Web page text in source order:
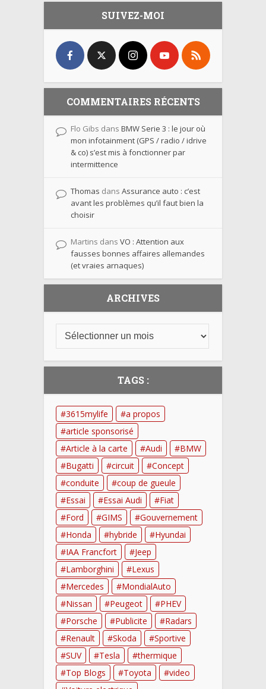
SUIVEZ-MOI
COMMENTAIRES RÉCENTS
Flo Gibs dans BMW Serie 3 : le jour où
mon infotainment (GPS / radio / idrive
& co) s’est mis à fonctionner par
intermittence
Thomas dans Assurance auto : c’est
avant les problèmes qu’il faut bien la
choisir
Martins dans VO : Attention aux
fausses bonnes affaires allemandes
(et vraies arnaques)
ARCHIVES
TAGS :
3615mylife
a propos
article sponsorisé
Article à la carte
Audi
BMW
Bugatti
circuit
Concept
conduite
coup de gueule
Essai
Essai Audi
Fiat
Ford
GIMS
Gouvernement
Honda
hybride
Hyundai
IAA Francfort
Jeep
Lamborghini
Lexus
Mercedes
MondialAuto
Nissan
Peugeot
PHEV
Porsche
Publicite
Radars
Renault
Skoda
Sportive
SUV
Tesla
thermique
Top Blogs
Toyota
video